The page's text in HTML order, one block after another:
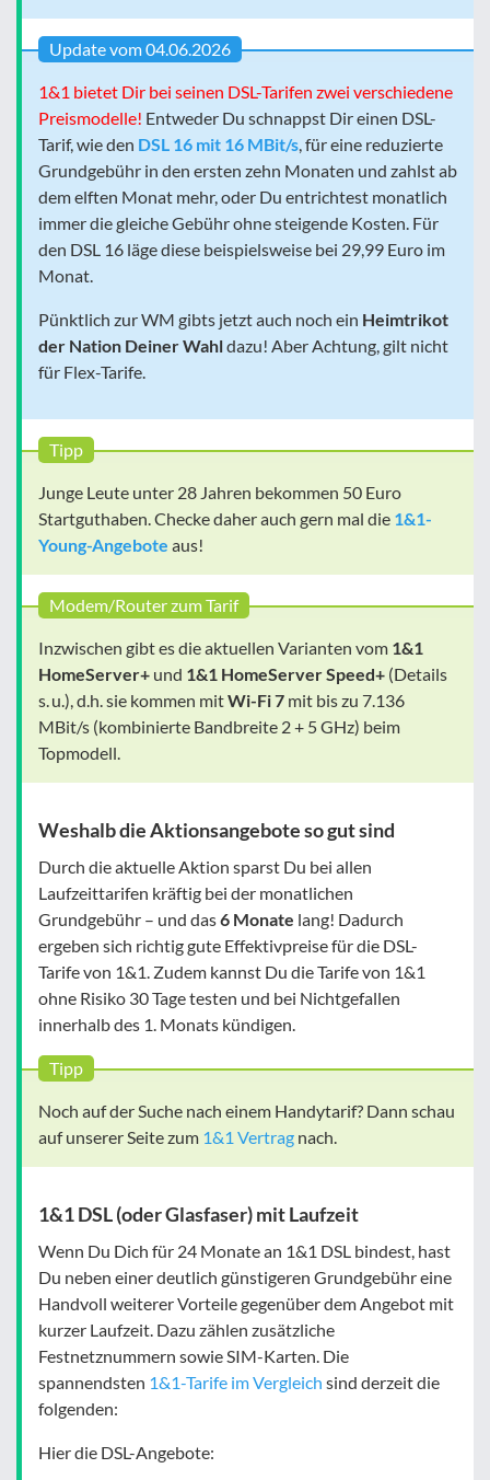
Update vom 04.06.2026
1&1 bietet Dir bei seinen DSL-Tarifen zwei verschiedene
Preismodelle! Entweder Du schnappst Dir einen DSL-
Tarif, wie den DSL 16 mit 16 MBit/s , für eine reduzierte
Grundgebühr in den ersten zehn Monaten und zahlst ab
dem elften Monat mehr, oder Du entrichtest monatlich
immer die gleiche Gebühr ohne steigende Kosten. Für
den DSL 16 läge diese beispielsweise bei 29,99 Euro im
Monat.
Pünktlich zur WM gibts jetzt auch noch ein Heimtrikot
der Nation Deiner Wahldazu! Aber Achtung, gilt nicht
für Flex-Tarife.
Tipp
Junge Leute unter 28 Jahren bekommen 50 Euro
Startguthaben. Checke daher auch gern mal die 1&1-
Young-Angebote aus!
Modem/Router zum Tarif
Inzwischen gibt es die aktuellen Varianten vom 1&1
HomeServer+ und 1&1 HomeServer Speed+ (Details
s. u.), d.h. sie kommen mitWi-Fi 7 mit bis zu 7.136
MBit/s (kombinierte Bandbreite 2 + 5 GHz) beim
Topmodell.
Weshalb die Aktionsangebote so gut sind
Durch die aktuelle Aktion sparst Du bei allen
Laufzeittarifen kräftig bei der monatlichen
Grundgebühr – und das6 Monate lang! Dadurch
ergeben sich richtig gute Effektivpreise für die DSL-
Tarife von 1&1. Zudem kannst Du die Tarife von 1&1
ohne Risiko 30 Tage testen und bei Nichtgefallen
innerhalb des 1. Monats kündigen.
Tipp
Noch auf der Suche nach einem Handytarif? Dann schau
auf unserer Seite zum 1&1 Vertrag nach.
1&1 DSL (oder Glasfaser) mit Laufzeit
Wenn Du Dich für 24 Monate an 1&1 DSL bindest, hast
Du neben einer deutlich günstigeren Grundgebühr eine
Handvoll weiterer Vorteile gegenüber dem Angebot mit
kurzer Laufzeit. Dazu zählen zusätzliche
Festnetznummern sowie SIM-Karten. Die
spannendsten 1&1-Tarife im Vergleich sind derzeit die
folgenden:
Hier die DSL-Angebote: